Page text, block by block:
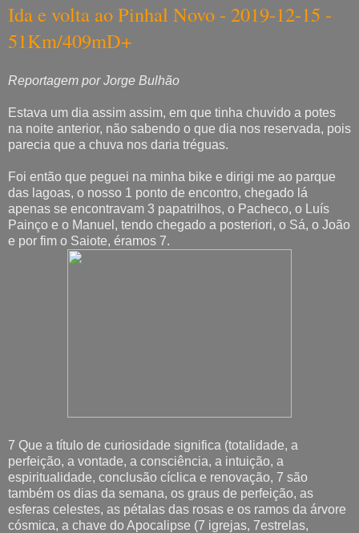
Ida e volta ao Pinhal Novo - 2019-12-15 -
51Km/409mD+
Reportagem por Jorge Bulhão
Estava um dia assim assim, em que tinha chuvido a potes
na noite anterior, não sabendo o que dia nos reservada, pois
parecia que a chuva nos daria tréguas.
Foi então que peguei na minha bike e dirigi me ao parque
das lagoas, o nosso 1 ponto de encontro, chegado lá
apenas se encontravam 3 papatrilhos, o Pacheco, o Luís
Painço e o Manuel, tendo chegado a posteriori, o Sá, o João
e por fim o Saiote, éramos 7.
7 Que a título de curiosidade significa (totalidade, a
perfeição, a vontade, a consciência, a intuição, a
espiritualidade, conclusão cíclica e renovação, 7 são
também os dias da semana, os graus de perfeição, as
esferas celestes, as pétalas das rosas e os ramos da árvore
cósmica, a chave do Apocalipse (7 igrejas, 7estrelas,